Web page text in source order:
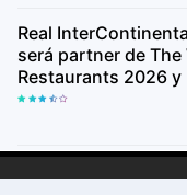
Real
será partner de
Restaurants 2026 y
gastronómica